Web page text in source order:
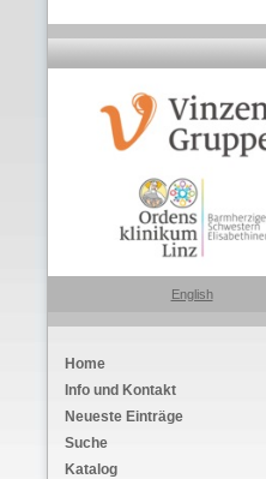
English
Home
Info und Kontakt
Neueste Einträge
Suche
Katalog